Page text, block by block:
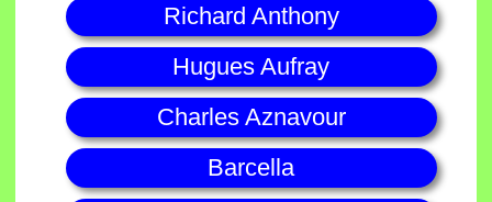
Richard Anthony
Hugues Aufray
Charles Aznavour
Barcella